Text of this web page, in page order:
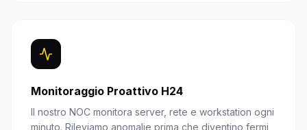
Monitoraggio Proattivo H24
Il nostro NOC monitora server, rete e workstation ogni
minuto. Rileviamo anomalie prima che diventino fermi